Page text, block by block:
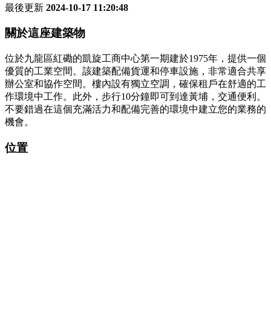
最後更新 2024-10-17 11:20:48
關於這座建築物
位於九龍區紅磡的凱旋工商中心第一期建於1975年，提供一個
優質的工業空間。該建築配備貨運和停車設施，非常適合共享
辦公室和協作空間。樓內設有獨立空調，確保租戶在舒適的工
作環境中工作。此外，步行10分鐘即可到達黃埔，交通便利。
不要錯過在這個充滿活力和配備完善的環境中建立您的業務的
機會。
位置